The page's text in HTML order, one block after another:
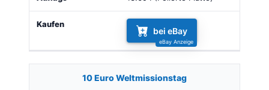
bei eBay
10 Euro Weltmissionstag